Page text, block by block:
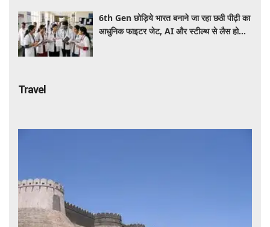
6th Gen छोड़िये भारत बनाने जा रहा छठी पीढ़ी का
आधुनिक फाइटर जेट, AI और स्टील्थ से लैस होगा
Travel